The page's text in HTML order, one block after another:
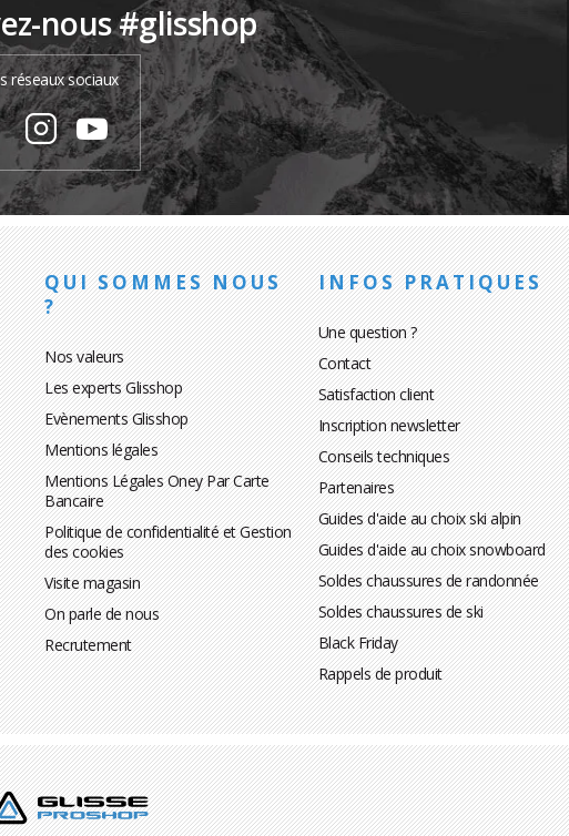
nous #glisshop
réseaux sociaux
QUI SOMMES NOUS
?
Nos valeurs
Les experts Glisshop
Evènements Glisshop
Mentions légales
Mentions Légales Oney Par Carte
Bancaire
Politique de confidentialité et Gestion
des cookies
Visite magasin
On parle de nous
Recrutement
INFOS PRATIQUES
Une question ?
Contact
Satisfaction client
Inscription newsletter
Conseils techniques
Partenaires
Guides d'aide au choix ski alpin
Guides d'aide au choix snowboard
Soldes chaussures de randonnée
Soldes chaussures de ski
Black Friday
Rappels de produit